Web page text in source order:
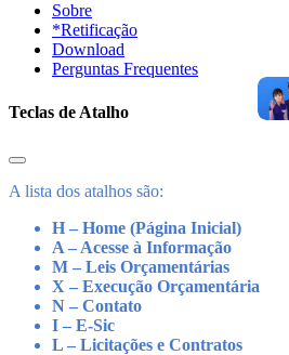
Sobre
*Retificação
Download
Perguntas Frequentes
Teclas de Atalho
A lista dos atalhos são:
H – Home (Página Inicial)
A – Acesse à Informação
M – Leis Orçamentárias
X – Execução Orçamentária
N – Contato
I – E-Sic
L – Licitações e Contratos